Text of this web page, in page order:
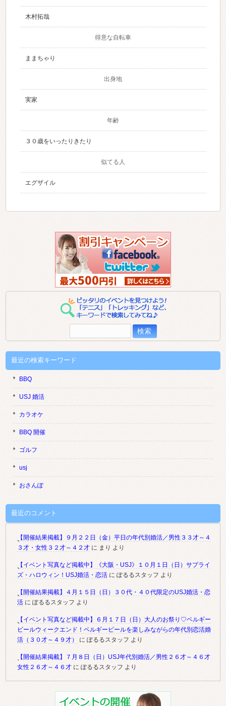
木村拓哉
得意な自転車
ままちゃり
出身地
実家
年齢
３０歳をいったりきたり
似てる人
エグザイル
索:
最近の検索キーワード
BBQ
USJ 婚活
カラオケ
BBQ 開催
ゴルフ
usj
おさんぽ
最近のコメント
【開催結果掲載】９月２２日（金）平日の年代別婚活／男性３３才～４
３才・女性３２才～４２才 に まり より
【イベント写真など掲載中】《大阪・USJ》１０月１日（日）サプライ
ズ・ハロウィン！USJ婚活・恋活 にぽるるスタッフ より
【開催結果掲載】４月１５日（日）３０代・４０代限定のUSJ婚活・恋
活 にぽるるスタッフ より
【イベント写真など掲載中】６月１７日（日）大人のお祭り♡ベルギー
ビールウィークエンド！ベルギービールを楽しみながらの年代別恋活婚
活（３０才～４９才）
にぽるるスタッフ より
【開催結果掲載】７月８日（日）USJ年代別婚活／男性２６才～４６才
女性２６才～４６才 にぽるるスタッフ より